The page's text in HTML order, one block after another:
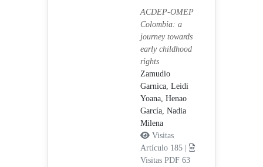
ACDEP-OMEP
Colombia: a
journey towards
early childhood
rights
Zamudio
Garnica, Leidi
Yoana, Henao
García, Nadia
Milena
Visitas
Artículo 185 |
Visitas PDF 63